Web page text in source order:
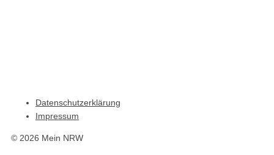
Datenschutzerklärung
Impressum
© 2026 Mein NRW